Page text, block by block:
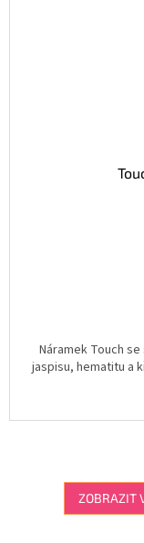
Náramek Touch
jaspisu, hematitu a
ZOBRAZIT